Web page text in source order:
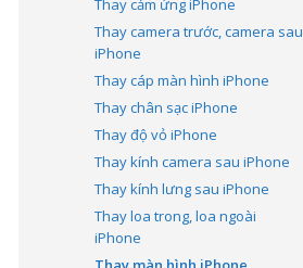
Thay cảm ứng iPhone
Thay camera trước, camera sau
iPhone
Thay cáp màn hình iPhone
Thay chân sạc iPhone
Thay độ vỏ iPhone
Thay kính camera sau iPhone
Thay kính lưng sau iPhone
Thay loa trong, loa ngoài
iPhone